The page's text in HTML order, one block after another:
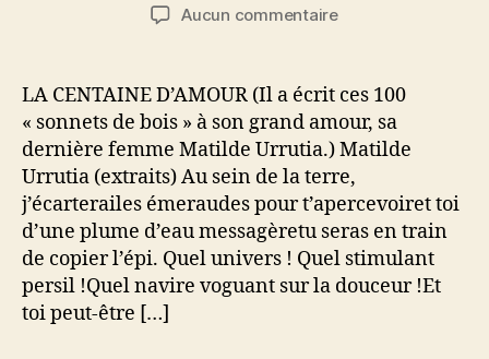
l’article
Aucun commentairesur
d’amour
une
chanson
désespérée
–
Pablo
Neruda
LA CENTAINE D’AMOUR (Il a écrit ces 100
« sonnets de bois » à son grand amour, sa
dernière femme Matilde Urrutia.) Matilde
Urrutia (extraits) Au sein de la terre,
j’écarterailes émeraudes pour t’apercevoiret toi
d’une plume d’eau messagèretu seras en train
de copier l’épi. Quel univers ! Quel stimulant
persil !Quel navire voguant sur la douceur !Et
toi peut-être […]